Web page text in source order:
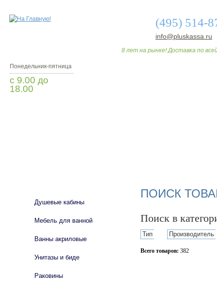
(495) 514-
info@pluskassa.ru
8 лет на рынке! Доставка по
Понедельник-пятница
с 9.00 до
18.00
ПОИСК
Поиск в
Тип Производитель
Всего товаров: 382
Душевые кабины
Мебель для ванной
Ванны акриловые
Унитазы и биде
Раковины